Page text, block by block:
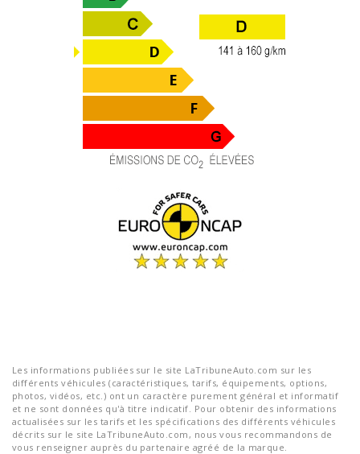
Les informations publiées sur le site LaTribuneAuto.com sur les
différents véhicules (caractéristiques, tarifs, équipements, options,
photos, vidéos, etc.) ont un caractère purement général et informatif
et ne sont données qu'à titre indicatif. Pour obtenir des informations
actualisées sur les tarifs et les spécifications des différents véhicules
décrits sur le site LaTribuneAuto.com, nous vous recommandons de
vous renseigner auprès du partenaire agréé de la marque.